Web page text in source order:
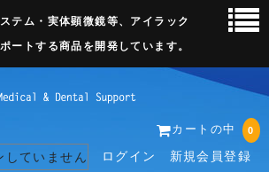
テム・実体顕微鏡等、アイラック
ートする商品を開発しています。
カートの中 0
していません ログイン 新規会員登録